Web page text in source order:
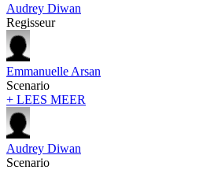
Audrey Diwan
Regisseur
Emmanuelle Arsan
Scenario
+ LEES MEER
Audrey Diwan
Scenario